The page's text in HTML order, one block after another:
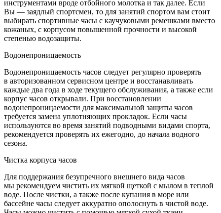
инструментами вроде отбойного молотка и так далее. Если
Вы — заядлый спортсмен, то для занятий спортом вам стоит
выбирать спортивные часы с каучуковыми ремешками вместо
кожаных, с корпусом повышенной прочности и высокой
степенью водозащиты.
Водонепроницаемость
Водонепроницаемость часов следует регулярно проверять
в авторизованном сервисном центре и восстанавливать
каждые два года в ходе текущего обслуживания, а также если
корпус часов открывали. При восстановлении
водонепроницаемости для максимальной защиты часов
требуется замена уплотняющих прокладок. Если часы
используются во время занятий подводными видами спорта,
рекомендуется проверять их ежегодно, до начала водного
сезона.
Чистка корпуса часов
Для поддержания безупречного внешнего вида часов
мы рекомендуем чистить их мягкой щеткой с мылом в теплой
воде. После чистки, а также после купания в море или
бассейне часы следует аккуратно ополоснуть в чистой воде.